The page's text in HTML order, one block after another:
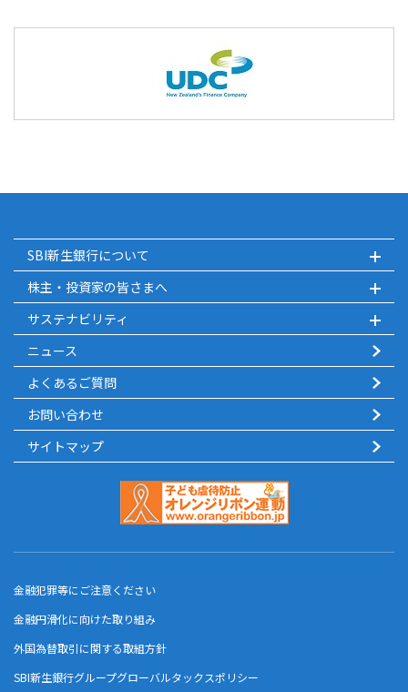
SBI新生銀行について
株主・投資家の皆さまへ
サステナビリティ
ニュース
よくあるご質問
お問い合わせ
サイトマップ
金融犯罪等にご注意ください
金融円滑化に向けた取り組み
外国為替取引に関する取組方針
SBI新生銀行グループグローバルタックスポリシー